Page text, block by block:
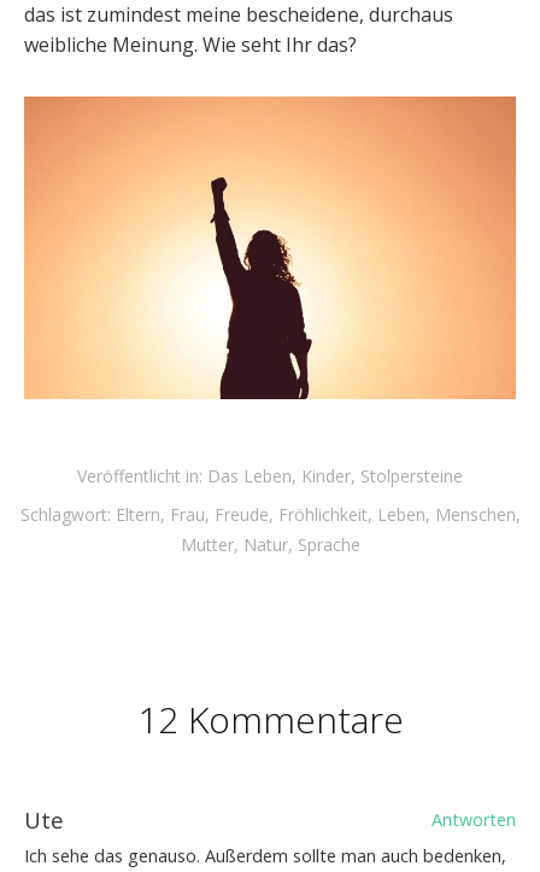
das ist zumindest meine bescheidene, durchaus
weibliche Meinung. Wie seht Ihr das?
Veröffentlicht in: Das Leben, Kinder, Stolpersteine
Schlagwort: Eltern, Frau, Freude, Fröhlichkeit, Leben, Menschen,
Mutter, Natur, Sprache
12 Kommentare
Ute
Antworten
Ich sehe das genauso. Außerdem sollte man auch bedenken,